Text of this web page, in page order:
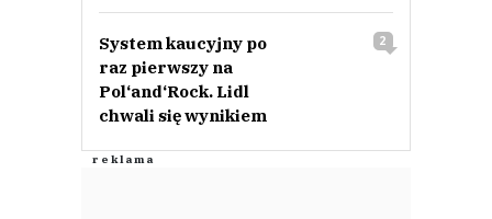
System kaucyjny po
raz pierwszy na
Pol‘and‘Rock. Lidl
chwali się wynikiem
2